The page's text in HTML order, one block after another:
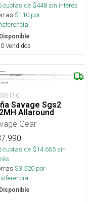
cuotas de $448sin interés
$110 por
Disponible
Vendidos
C
Savage Sgs2
Allaround
Gear
cuotas de $14.665sin
$3.520 por
Disponible